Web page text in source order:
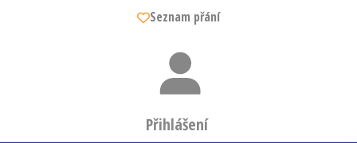
Seznam přání
Přihlášení